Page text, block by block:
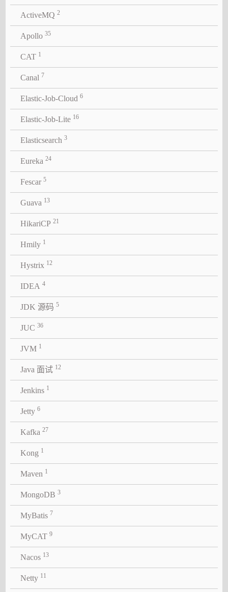
ActiveMQ 2
Apollo 35
CAT 1
Canal 7
Elastic-Job-Cloud 6
Elastic-Job-Lite 16
Elasticsearch 3
Eureka 24
Fescar 5
Guava 13
HikariCP 21
Hmily 1
Hystrix 12
IDEA 4
JDK 源码 5
JUC 36
JVM 1
Java 面试 12
Jenkins 1
Jetty 6
Kafka 27
Kong 1
Maven 1
MongoDB 3
MyBatis 7
MyCAT 9
Nacos 13
Netty 11